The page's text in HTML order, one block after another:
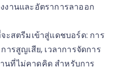
งานและอัตราการลาออก
สตรีมเข้าสู่แดชบอร์ด: การ
ารสูญเสีย, เวลาการจัดการ
นที่ไม่คาดคิด สำหรับการ